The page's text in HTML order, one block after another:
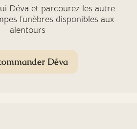
Déva et parcourez les autre
funèbres disponibles aux
alentours
Déva